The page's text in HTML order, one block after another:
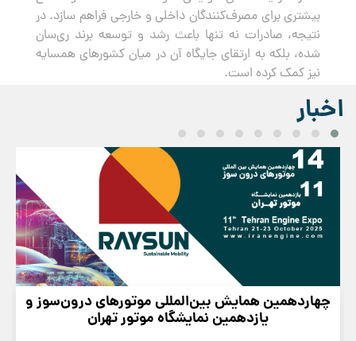
بیشتری برای مصرف‌کنندگان داخلی و خارجی فراهم سازد. در
نتیجه، صادرات نه تنها باعث رشد و توسعه برند ری‌سان
شده، بلکه به ارتقای جایگاه آن در میان کشورهای همسایه
نیز کمک کرده است.
اخبار
چهاردهمین همایش بین‌المللی موتورهای درون‌سوز و
یازدهمین نمایشگاه موتور تهران